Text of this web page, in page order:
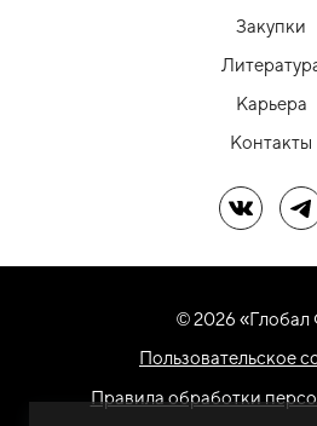
Закупки
Карьера
Контакты
Мы в ВК
© 2026 «Глобал
Пользовательское
Правила обработки